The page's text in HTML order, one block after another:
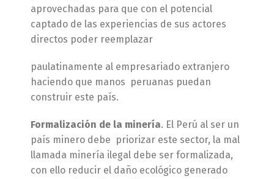
aprovechadas para que con el potencial
captado de las experiencias de sus actores
directos poder reemplazar
paulatinamente al empresariado extranjero
haciendo que manos peruanas puedan
construir este país.
Formalización de la minería. El Perú al ser un
país minero debe priorizar este sector, la mal
llamada minería ilegal debe ser formalizada,
con ello reducir el daño ecológico generado